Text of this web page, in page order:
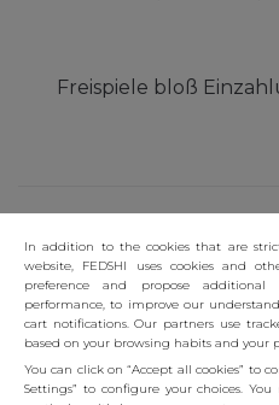
Freispiele bloß
connect
client services
In addition to the cookies that are
website, FEDSHI uses cookies and
preference and propose
performance, to improve our
cart notifications. Our partners use
based on your browsing habits and
You can click on “Accept all cookies” to
Settings” to configure your choices.